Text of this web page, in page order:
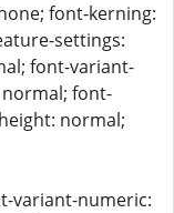
font-kerning:
settings:
font-variant-
font-
normal;
variant-numeric: